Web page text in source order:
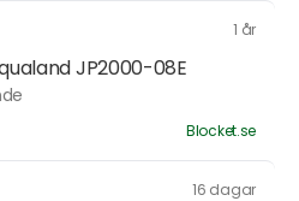
1 år
JP2000-08E
Blocket.se
16 dagar